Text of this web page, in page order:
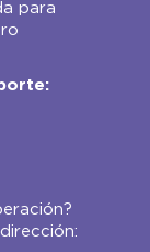
para